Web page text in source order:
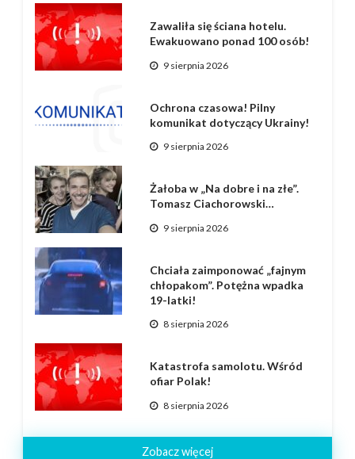
Zawaliła się ściana hotelu.
Ewakuowano ponad 100 osób!
9 sierpnia 2026
Ochrona czasowa! Pilny
komunikat dotyczący Ukrainy!
9 sierpnia 2026
Żałoba w „Na dobre i na złe”.
Tomasz Ciachorowski…
9 sierpnia 2026
Chciała zaimponować „fajnym
chłopakom”. Potężna wpadka
19-latki!
8 sierpnia 2026
Katastrofa samolotu. Wśród
ofiar Polak!
8 sierpnia 2026
Zobacz więcej